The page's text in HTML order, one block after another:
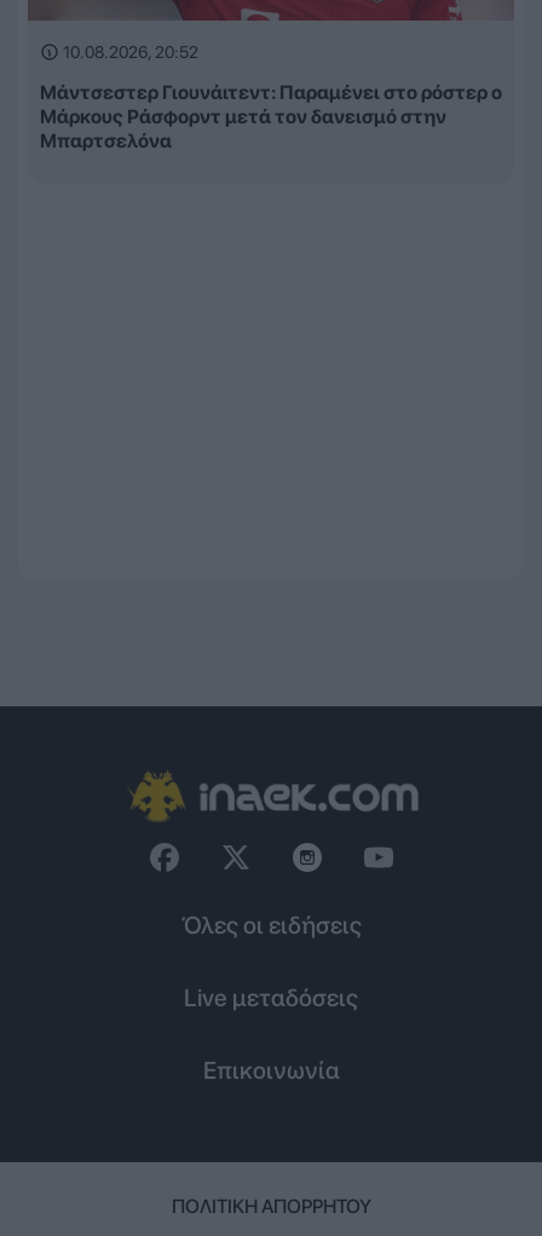
10.08.2026, 20:52
Μάντσεστερ Γιουνάιτεντ: Παραμένει στο ρόστερ ο
Μάρκους Ράσφορντ μετά τον δανεισμό στην
Μπαρτσελόνα
Όλες οι ειδήσεις
Live μεταδόσεις
Επικοινωνία
ΠΟΛΙΤΙΚΉ ΑΠΟΡΡΉΤΟΥ